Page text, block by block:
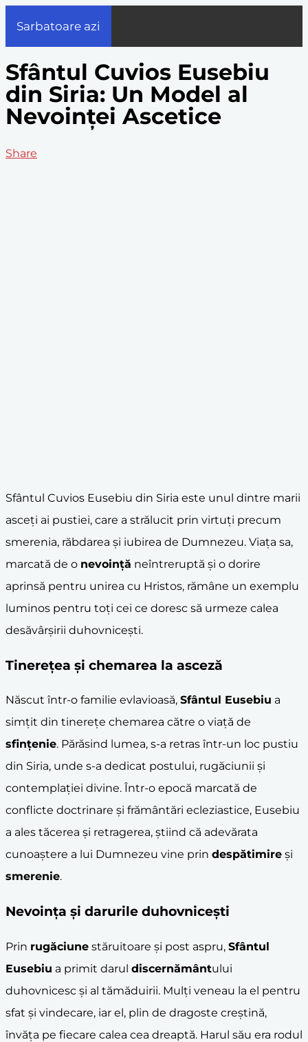
Sarbatoare azi
Sfântul Cuvios Eusebiu
din Siria: Un Model al
Nevoinței Ascetice
Share
Sfântul Cuvios Eusebiu din Siria este unul dintre marii
asceți ai pustiei, care a strălucit prin virtuți precum
smerenia, răbdarea și iubirea de Dumnezeu. Viața sa,
marcată de o nevoință neîntreruptă și o dorire
aprinsă pentru unirea cu Hristos, rămâne un exemplu
luminos pentru toți cei ce doresc să urmeze calea
desăvârșirii duhovnicești.
Tinerețea și chemarea la asceză
Născut într-o familie evlavioasă, Sfântul Eusebiu a
simțit din tinerețe chemarea către o viață de
sfințenie. Părăsind lumea, s-a retras într-un loc pustiu
din Siria, unde s-a dedicat postului, rugăciunii și
contemplației divine. Într-o epocă marcată de
conflicte doctrinare și frământări ecleziastice, Eusebiu
a ales tăcerea și retragerea, știind că adevărata
cunoaștere a lui Dumnezeu vine prin despătimire și
smerenie.
Nevoința și darurile duhovnicești
Prin rugăciune stăruitoare și post aspru, Sfântul
Eusebiu a primit darul discernământului
duhovnicesc și al tămăduirii. Mulți veneau la el pentru
sfat și vindecare, iar el, plin de dragoste creștină,
învăța pe fiecare calea cea dreaptă. Harul său era rodul